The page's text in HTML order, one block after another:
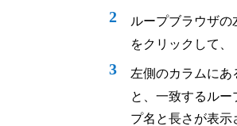
2
ループブラウザの
をクリックして、
3
左側のカラムに
と、一致するル
プ名と長さが表示